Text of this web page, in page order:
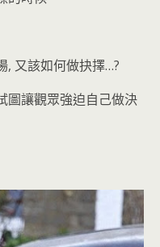
, 又該如何做抉擇…?
圖讓觀眾強迫自己做決